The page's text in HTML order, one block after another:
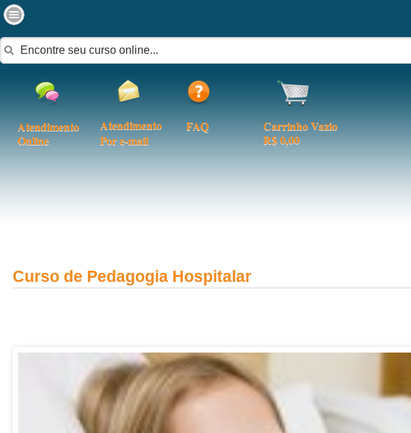
Atendimento
Online
Atendimento
Por e-mail
FAQ
Carrinho Vazio
R$ 0,00
Curso de Pedagogia Hospitalar